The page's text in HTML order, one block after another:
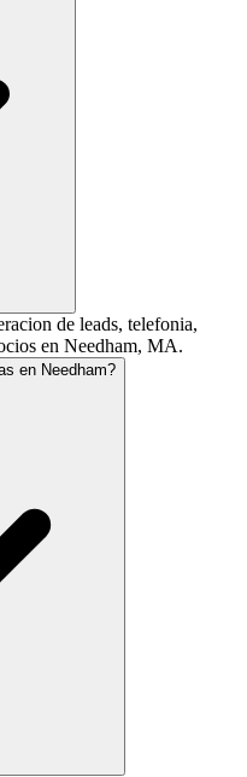
de leads, telefonia,
en Needham, MA.
en Needham?